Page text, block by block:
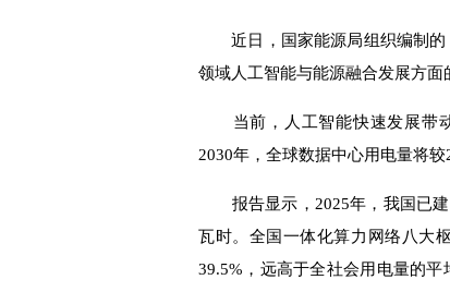
近日，国家能源局组织编制的
领域人工智能与能源融合发展方面
当前，人工智能快速发展带动
2030年，全球数据中心用电量将较
报告显示，2025年，我国已建
瓦时。全国一体化算力网络八大
39.5%，远高于全社会用电量的